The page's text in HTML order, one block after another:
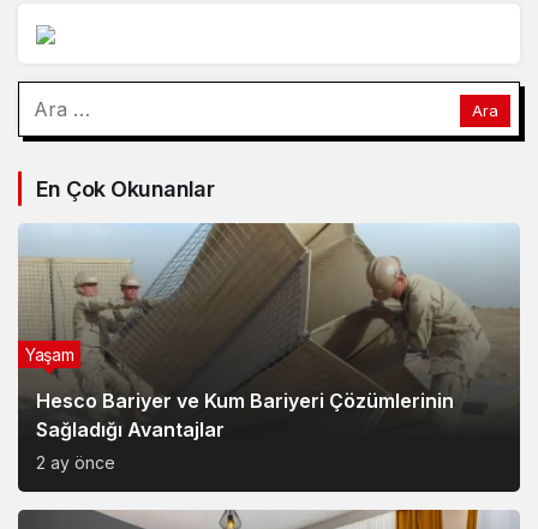
En Çok Okunanlar
Hesco Bariyer ve Kum Bariyeri Çözümlerinin
Sağladığı Avantajlar
2 ay önce
Yaşam